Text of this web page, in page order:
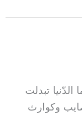
تبدلت
وكوارث